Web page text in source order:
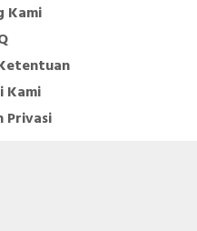
Kami
Kami
Privasi